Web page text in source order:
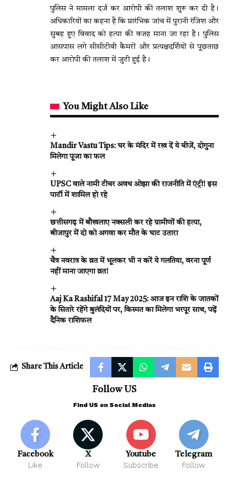
पुलिस ने मामला दर्ज कर आरोपी की तलाश शुरू कर दी है।
अधिकारियों का कहना है कि प्रारंभिक जांच में पुरानी रंजिश और
सुबह हुए विवाद को हत्या की वजह माना जा रहा है। पुलिस
आसपास लगे सीसीटीवी कैमरों और प्रत्यक्षदर्शियों से पूछताछ
कर आरोपी की तलाश में जुटी हुई है।
You Might Also Like
Mandir Vastu Tips: घर के मंदिर में रख दें ये चीजें, दोगुना
मिलेगा पूजा का फल
UPSC वाले नामी टीचर अवध ओझा की राजनीति में एंट्री! इस
पार्टी में शामिल हो रहे
छत्तीसगढ़ में बौखलाए नक्सली कर रहे ग्रामीणों की हत्या,
बीजापुर में दो को अगवा कर मौत के घाट उतारा
चैत्र नवरात्र के व्रत में भूलकर भी न करें ये गलतिया, वरना पूर्ण
नहीं माना जाएगा व्रत!
Aaj Ka Rashifal 17 May 2025: आज इन राशि के जातकों
के सितारे रहेंगे बुलंदियों पर, किस्मत का मिलेगा भरपूर साथ, पढ़ें
दैनिक राशिफल
Share This Article
Follow US
Find US on Social Medias
Facebook
Like
X
Follow
Youtube
Subscribe
Telegram
Follow